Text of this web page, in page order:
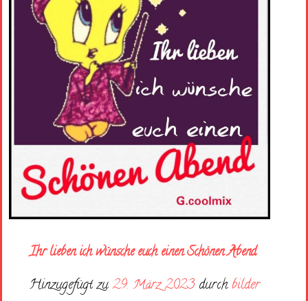
Ihr lieben ich wünsche euch einen Schönen Abend
Hinzugefügt zu29. März 2023 durch bilder